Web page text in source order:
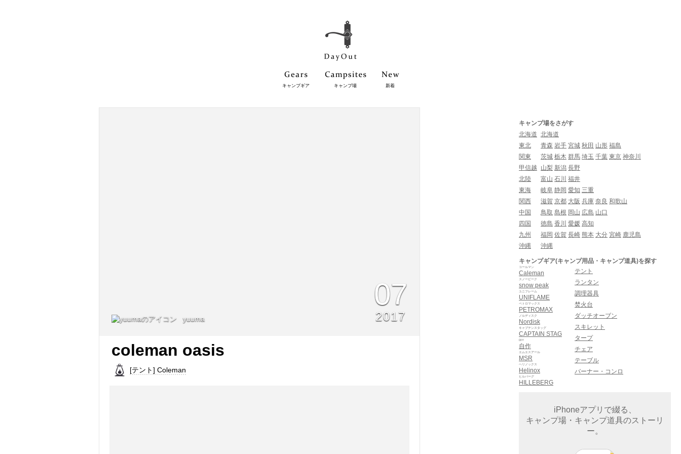
キャンプギア キャンプ場 新着
yuuma
07
2017
coleman oasis
[テント] Coleman
キャンプ場をさがす
北海道 北海道
東北
青森 岩手 宮城 秋田 山形 福島
関東
茨城 栃木 群馬 埼玉 千葉 東京 神奈川
甲信越
山梨 新潟 長野
北陸
富山 石川 福井
東海
岐阜 静岡 愛知 三重
関西
滋賀 京都 大阪 兵庫 奈良 和歌山
中国
鳥取 島根 岡山 広島 山口
四国
徳島 香川 愛媛 高知
九州
福岡 佐賀 長崎 熊本 大分 宮崎 鹿児島
沖縄
沖縄
キャンプギア(キャンプ用品・キャンプ道具)を探す
Caleman
コールマン
snow peak
スノーピーク
UNIFLAME
ユニフレーム
PETROMAX
ペトロマックス
Nordisk
ノルディスク
CAPTAIN STAG
キャプテンスタッグ
自作
DIY
MSR
エムエスアール
Helinox
ヘリノックス
HILLEBERG
ヒルバーグ
テント
ランタン
調理器具
焚火台
ダッチオーブン
スキレット
タープ
チェア
テーブル
バーナー・コンロ
iPhoneアプリで綴る、
キャンプ場・キャンプ道具のストーリ
ー。